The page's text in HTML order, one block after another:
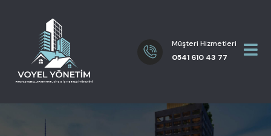
Müşteri Hizmetleri
0541 610 43 77